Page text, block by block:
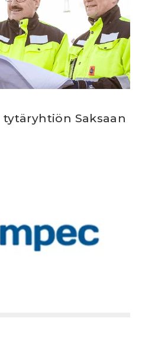
Saksaan